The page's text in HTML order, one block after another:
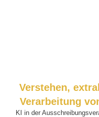
Verstehen,
Verarbeitung
KI in der